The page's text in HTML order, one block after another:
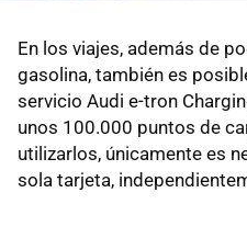
En los viajes, además de
gasolina, también es
servicio Audi e-tron
unos 100.000 puntos de
utilizarlos, únicamente es
sola tarjeta,